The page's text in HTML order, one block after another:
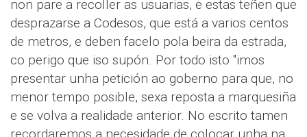
non pare a recoller as usuarias, e estas teñen que
desprazarse a Codesos, que está a varios centos
de metros, e deben facelo pola beira da estrada,
co perigo que iso supón. Por todo isto "imos
presentar unha petición ao goberno para que, no
menor tempo posible, sexa reposta a marquesiña
e se volva a realidade anterior. No escrito tamen
recordaremos a necesidade de colocar unha na